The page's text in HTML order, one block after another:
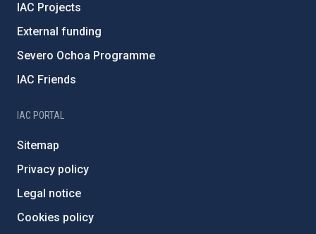
IAC Projects
External funding
Severo Ochoa Programme
IAC Friends
IAC PORTAL
Sitemap
Privacy policy
Legal notice
Cookies policy